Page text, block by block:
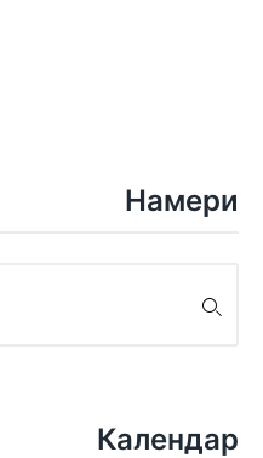
Намери
Календар